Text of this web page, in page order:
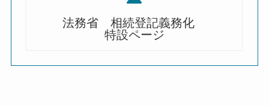
法務省 相続登記義務化
特設ページ